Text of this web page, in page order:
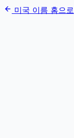
미국 이름 홈으로